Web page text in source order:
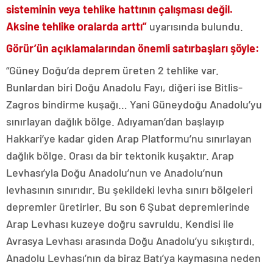
sisteminin veya tehlike hattının çalışması değil.
Aksine tehlike oralarda arttı” uyarısında bulundu.
Görür’ün açıklamalarından önemli satırbaşları şöyle:
“Güney Doğu’da deprem üreten 2 tehlike var.
Bunlardan biri Doğu Anadolu Fayı, diğeri ise Bitlis-
Zagros bindirme kuşağı… Yani Güneydoğu Anadolu’yu
sınırlayan dağlık bölge. Adıyaman’dan başlayıp
Hakkari’ye kadar giden Arap Platformu’nu sınırlayan
dağlık bölge. Orası da bir tektonik kuşaktır. Arap
Levhası’yla Doğu Anadolu’nun ve Anadolu’nun
levhasının sınırıdır. Bu şekildeki levha sınırı bölgeleri
depremler üretirler. Bu son 6 Şubat depremlerinde
Arap Levhası kuzeye doğru savruldu. Kendisi ile
Avrasya Levhası arasında Doğu Anadolu’yu sıkıştırdı.
Anadolu Levhası’nın da biraz Batı’ya kaymasına neden